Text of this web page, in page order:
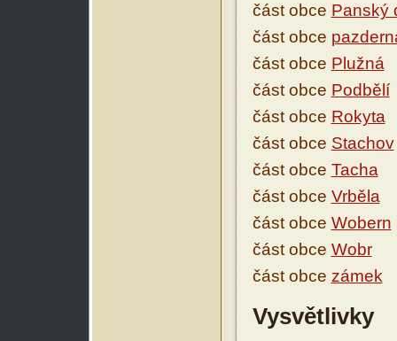
část obce Panský
část obce
část obce Plužná
část obce Podbělí
část obce Rokyta
část obce Stachov
část obce Tacha
část obce Vrběla
část obce Wobern
část obce Wobr
část obce zámek
Vysvětlivky